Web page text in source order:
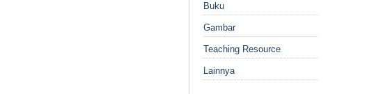
Buku
Gambar
Teaching Resource
Lainnya